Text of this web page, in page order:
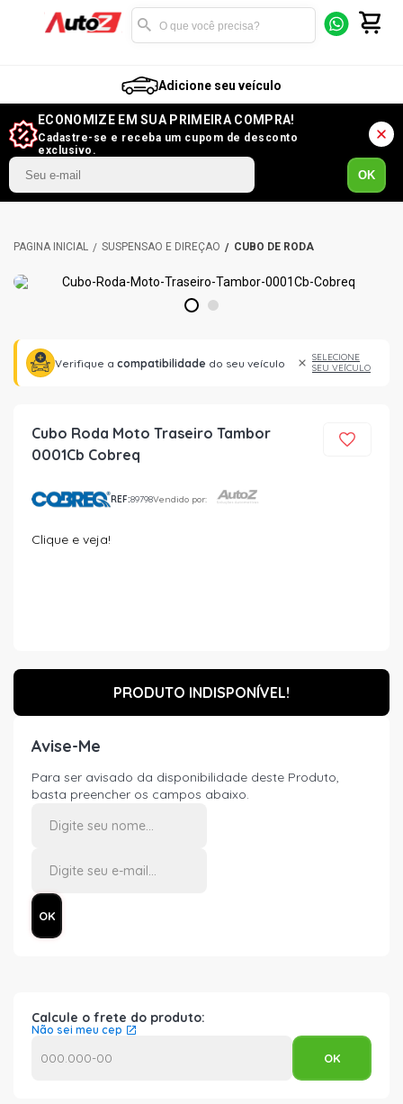
Adicione seu veículo
ECONOMIZE EM SUA PRIMEIRA COMPRA!
Cadastre-se e receba um cupom de desconto
exclusivo.
OK
SUSPENSÃO E DIREÇÃO CUBO DE RODA
1 2
Verifique a compatibilidade do seu veículo
SELECIONE
SEU VEÍCULO
Cubo Roda Moto Traseiro Tambor
0001Cb Cobreq
REF:89798Vendido por:
Clique e veja!
PRODUTO INDISPONÍVEL!
Avise-Me
Para ser avisado da disponibilidade deste Produto,
basta preencher os campos abaixo.
Calcule o frete do produto:
Não sei meu cep